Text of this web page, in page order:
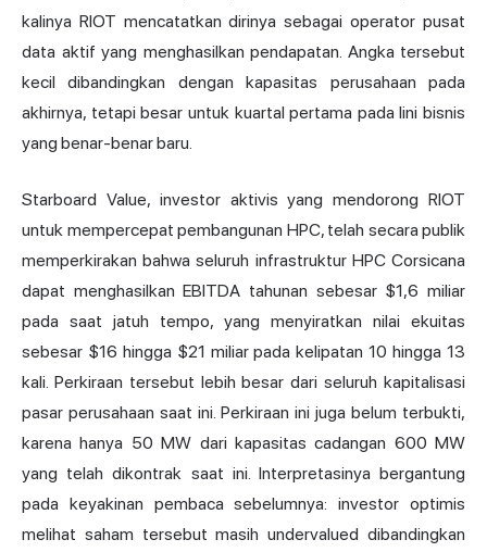
kalinya RIOT mencatatkan dirinya sebagai operator pusat
data aktif yang menghasilkan pendapatan. Angka tersebut
kecil dibandingkan dengan kapasitas perusahaan pada
akhirnya, tetapi besar untuk kuartal pertama pada lini bisnis
yang benar-benar baru.
Starboard Value, investor aktivis yang mendorong RIOT
untuk mempercepat pembangunan HPC, telah secara publik
memperkirakan bahwa seluruh infrastruktur HPC Corsicana
dapat menghasilkanEBITDA tahunan sebesar $1,6 miliar
pada saat jatuh tempo, yang menyiratkan nilai ekuitas
sebesar $16 hingga $21 miliar pada kelipatan 10 hingga 13
kali. Perkiraan tersebut lebih besar dari seluruh kapitalisasi
pasar perusahaan saat ini. Perkiraan ini juga belum terbukti,
karena hanya 50 MW dari kapasitas cadangan 600 MW
yang telah dikontrak saat ini. Interpretasinya bergantung
pada keyakinan pembaca sebelumnya: investor optimis
melihat saham tersebut masih undervalued dibandingkan